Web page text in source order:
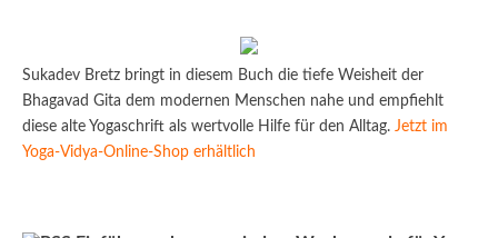
Sukadev Bretz bringt in diesem Buch die tiefe Weisheit der
Bhagavad Gita dem modernen Menschen nahe und empfiehlt
diese alte Yogaschrift als wertvolle Hilfe für den Alltag. Jetzt im
Yoga-Vidya-Online-Shop erhältlich